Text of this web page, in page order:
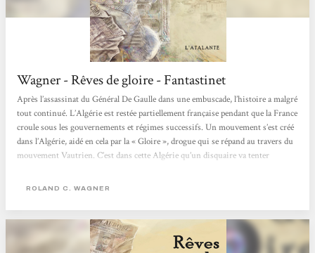
Wagner - Rêves de gloire - Fantastinet
Après l’assassinat du Général De Gaulle dans une embuscade, l’histoire a malgré
tout continué. L’Algérie est restée partiellement française pendant que la France
croule sous les gouvernements et régimes successifs. Un mouvement s’est créé
dans l’Algérie, aidé en cela par la « Gloire », drogue qui se répand au travers du
mouvement Vautrien. C’est dans cette Algérie qu’un disquaire va tenter
moi, au...
ROLAND C. WAGNER